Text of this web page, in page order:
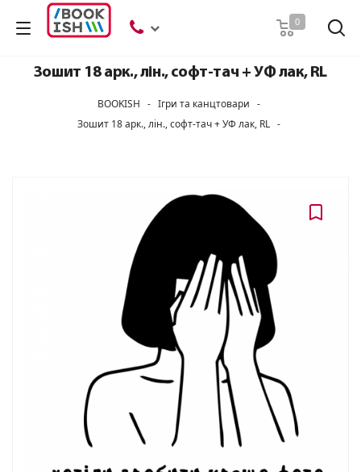
0
Зошит 18 арк., лін., софт-тач + УФ лак, RL
BOOKISH - Ігри та канцтовари -
Зошит 18 арк., лін., софт-тач + УФ лак, RL -